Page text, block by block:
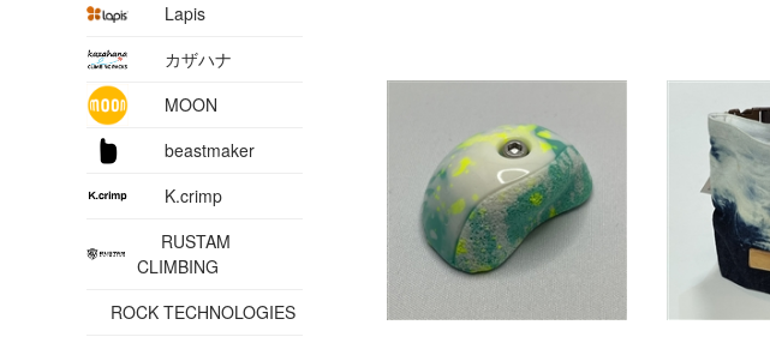
Lapis
カザハナ
MOON
beastmaker
K.crimp
RUSTAM
CLIMBING
ROCK TECHNOLOGIES